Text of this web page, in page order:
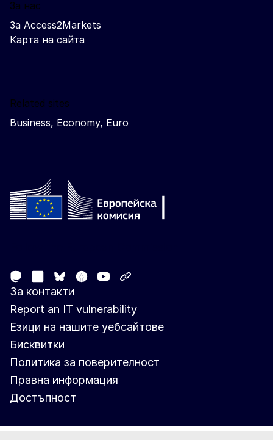
За нас
За Access2Markets
Карта на сайта
Related sites
Business, Economy, Euro
MastodonLinkedIn
Bluesky
Facebook
Youtube
За контакти
Report an IT vulnerability
Езици на нашите уебсайтове
Бисквитки
Политика за поверителност
Правна информация
Достъпност